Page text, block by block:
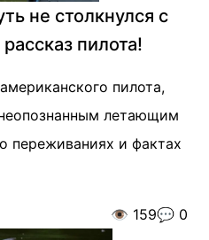
не столкнулся с
пилота!
пилота,
летающим
переживаниях и фактах
👁️ 159💬 0